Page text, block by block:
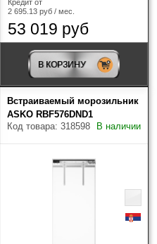
Кредит от
2 695.13 руб / мес.
53 019 руб
В КОРЗИНУ
Встраиваемый морозильник
ASKO RBF576DND1
Код товара: 318598
В наличии